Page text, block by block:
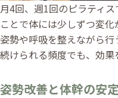
月4回、週1回のピラティ
ことで体には少しずつ変化
姿勢や呼吸を整えながら
続けられる頻度でも、効果
姿勢改善と体幹の安